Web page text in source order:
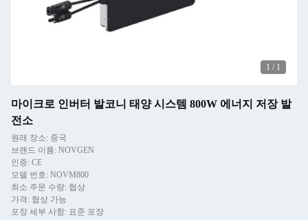
1 / 1
마이크로 인버터 발코니 태양 시스템 800W 에너지 저장 발
전소
원래 장소: 중국
브랜드 이름: NOVGEN
인증: CE
모델 번호: NOVM800
최소 주문 수량: 협상
가격: 협상 가능
포장 세부 사항: 표준 포장